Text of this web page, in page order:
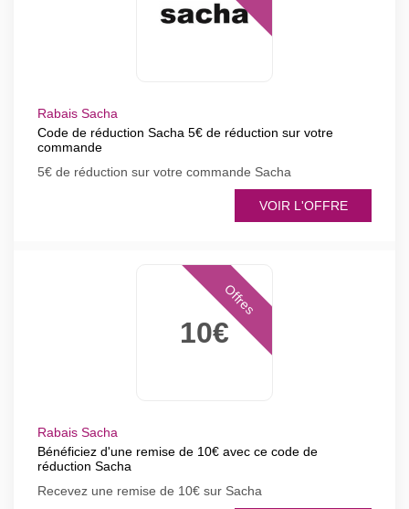
Rabais Sacha
Code de réduction Sacha 5€ de réduction sur votre
commande
5€ de réduction sur votre commande Sacha
VOIR L'OFFRE
10€
Offres
Rabais Sacha
Bénéficiez d'une remise de 10€ avec ce code de
réduction Sacha
Recevez une remise de 10€ sur Sacha